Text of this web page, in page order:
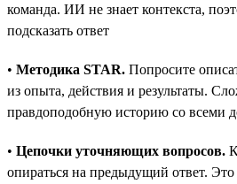
команда. ИИ не знает контекста,
подсказать ответ
• Методика STAR. Попросите
из опыта, действия и результаты.
правдоподобную историю со всеми
• Цепочки уточняющих вопросов.
опираться на предыдущий ответ. Это